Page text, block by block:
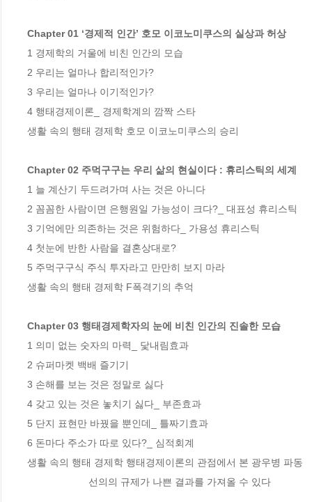
Chapter 01 ‘경제적 인간’ 호모 이코노미쿠스의 실상과 허상
1 경제학의 거울에 비친 인간의 모습
2 우리는 얼마나 합리적인가?
3 우리는 얼마나 이기적인가?
4 행태경제이론_ 경제학계의 깜짝 스타
생활 속의 행태 경제학 호모 이코노미쿠스의 승리
Chapter 02 주먹구구는 우리 삶의 현실이다 : 휴리스틱의 세계
1 늘 계산기 두드려가며 사는 것은 아니다
2 꼼꼼한 사람이면 은행원일 가능성이 크다?_ 대표성 휴리스틱
3 기억에만 의존하는 것은 위험하다_ 가용성 휴리스틱
4 첫눈에 반한 사람을 결혼상대로?
5 주먹구구식 주식 투자라고 만만히 보지 마라
생활 속의 행태 경제학 F폭격기의 추억
Chapter 03 행태경제학자의 눈에 비친 인간의 진솔한 모습
1 의미 없는 숫자의 마력_ 닻내림효과
2 슈퍼마켓 백배 즐기기
3 손해를 보는 것은 정말로 싫다
4 갖고 있는 것은 놓치기 싫다_ 부존효과
5 단지 표현만 바꿨을 뿐인데_ 틀짜기효과
6 돈마다 주소가 따로 있다?_ 심적회계
생활 속의 행태 경제학 행태경제이론의 관점에서 본 광우병 파동